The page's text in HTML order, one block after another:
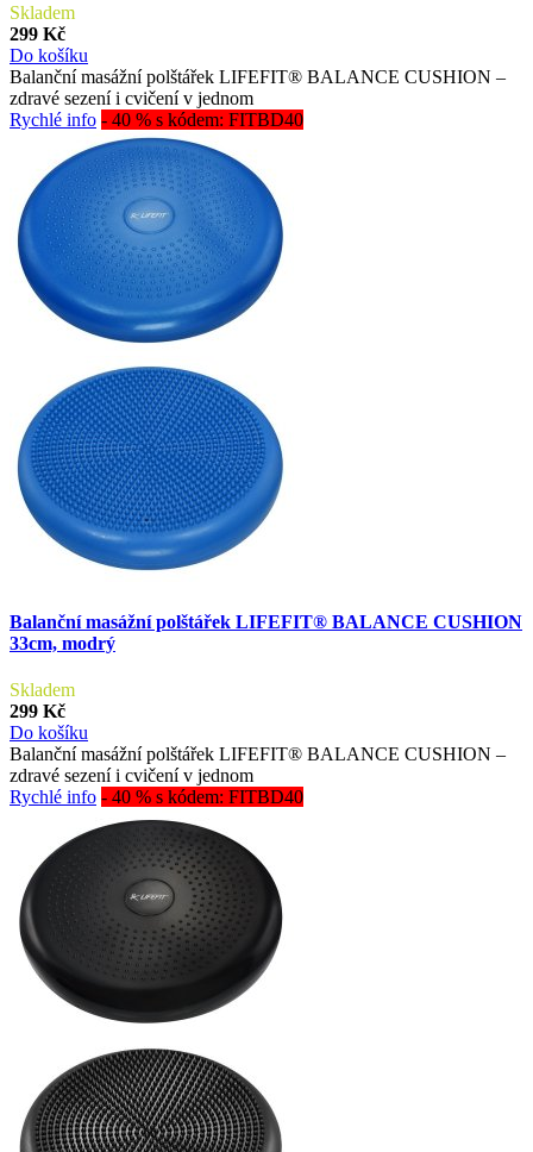
Skladem
299 Kč
Do košíku
Balanční masážní polštářek LIFEFIT® BALANCE CUSHION –
zdravé sezení i cvičení v jednom
Rychlé info - 40 % s kódem: FITBD40
Balanční masážní polštářek LIFEFIT® BALANCE CUSHION
33cm, modrý
Skladem
299 Kč
Do košíku
Balanční masážní polštářek LIFEFIT® BALANCE CUSHION –
zdravé sezení i cvičení v jednom
Rychlé info - 40 % s kódem: FITBD40